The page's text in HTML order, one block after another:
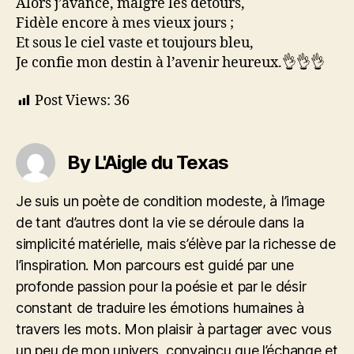
Fidèle encore à mes vieux jours ;
Et sous le ciel vaste et toujours bleu,
Je confie mon destin à l’avenir heureux.👌👌👌
Post Views: 36
By L'Aigle du Texas
Je suis un poète de condition modeste, à l’image
de tant d’autres dont la vie se déroule dans la
simplicité matérielle, mais s’élève par la richesse de
l’inspiration. Mon parcours est guidé par une
profonde passion pour la poésie et par le désir
constant de traduire les émotions humaines à
travers les mots. Mon plaisir à partager avec vous
un peu de mon univers, convaincu que l’échange et